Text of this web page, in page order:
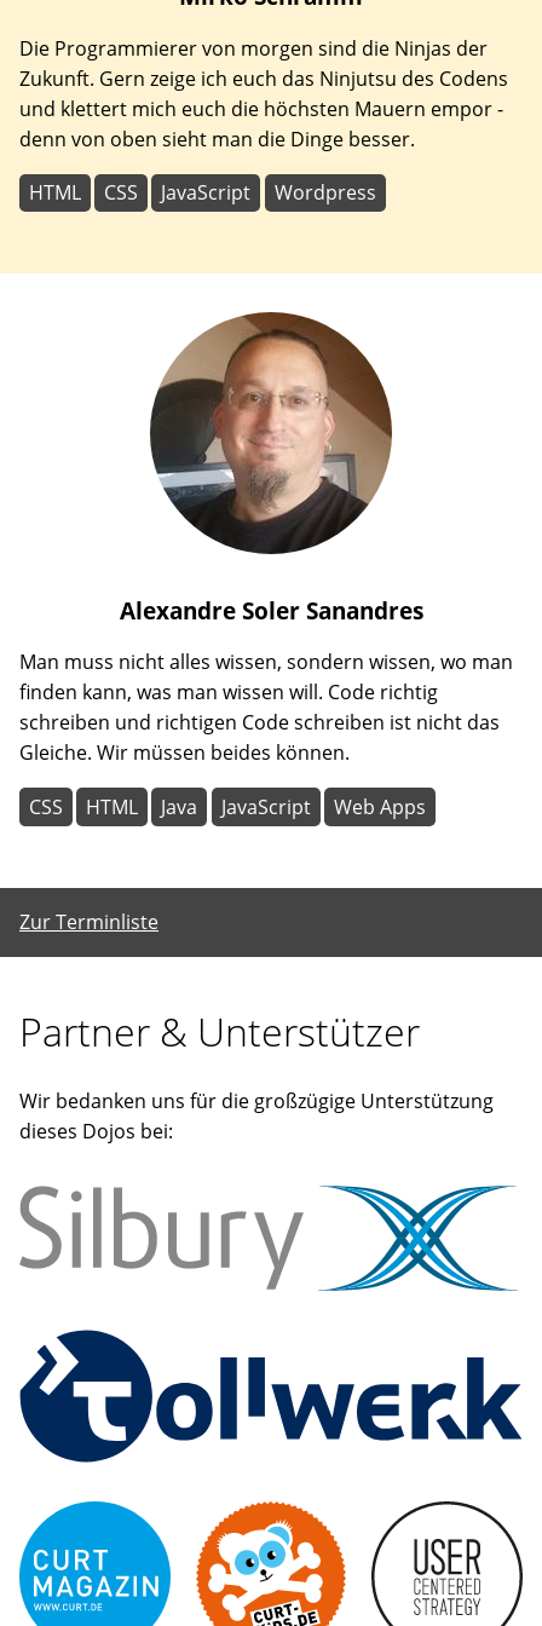
Die Programmierer von morgen sind die Ninjas der
Zukunft. Gern zeige ich euch das Ninjutsu des Codens
und klettert mich euch die höchsten Mauern empor -
denn von oben sieht man die Dinge besser.
HTML CSS JavaScript Wordpress
Alexandre Soler Sanandres
Man muss nicht alles wissen, sondern wissen, wo man
finden kann, was man wissen will. Code richtig
schreiben und richtigen Code schreiben ist nicht das
Gleiche. Wir müssen beides können.
CSS HTML Java JavaScript Web Apps
Zur Terminliste
Partner & Unterstützer
Wir bedanken uns für die großzügige Unterstützung
dieses Dojos bei: